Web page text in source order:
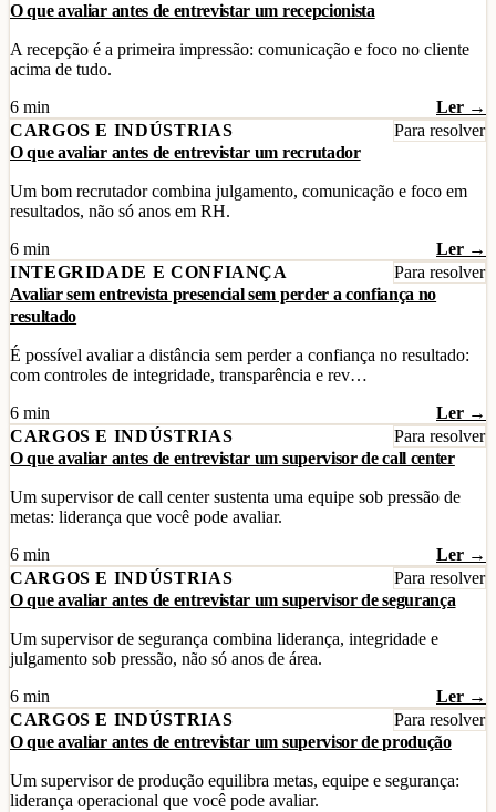
O que avaliar antes de entrevistar um recepcionista
A recepção é a primeira impressão: comunicação e foco no cliente
acima de tudo.
6 min
Ler →
CARGOS E INDÚSTRIAS
Para resolver
O que avaliar antes de entrevistar um recrutador
Um bom recrutador combina julgamento, comunicação e foco em
resultados, não só anos em RH.
6 min
Ler →
INTEGRIDADE E CONFIANÇA
Para resolver
Avaliar sem entrevista presencial sem perder a confiança no
resultado
É possível avaliar a distância sem perder a confiança no resultado:
com controles de integridade, transparência e rev…
6 min
Ler →
CARGOS E INDÚSTRIAS
Para resolver
O que avaliar antes de entrevistar um supervisor de call center
Um supervisor de call center sustenta uma equipe sob pressão de
metas: liderança que você pode avaliar.
6 min
Ler →
CARGOS E INDÚSTRIAS
Para resolver
O que avaliar antes de entrevistar um supervisor de segurança
Um supervisor de segurança combina liderança, integridade e
julgamento sob pressão, não só anos de área.
6 min
Ler →
CARGOS E INDÚSTRIAS
Para resolver
O que avaliar antes de entrevistar um supervisor de produção
Um supervisor de produção equilibra metas, equipe e segurança:
liderança operacional que você pode avaliar.